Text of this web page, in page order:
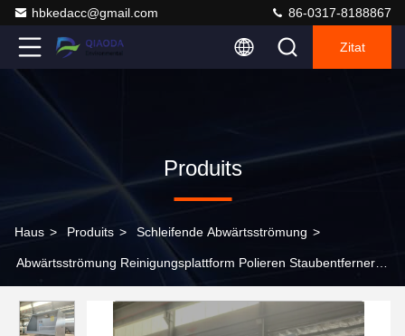
hbkedacc@gmail.com 86-0317-8188867
Zitat
Produits
Haus > Produits > Schleifende Abwärtsströmung >
Abwärtsströmung Reinigungsplattform Polieren Staubentferner